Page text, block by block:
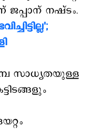
ജപ്പാന് നഷ്ടം.
സാധ്യതയുള്ള